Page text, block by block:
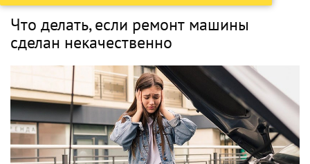
Что делать, если ремонт машины
сделан некачественно